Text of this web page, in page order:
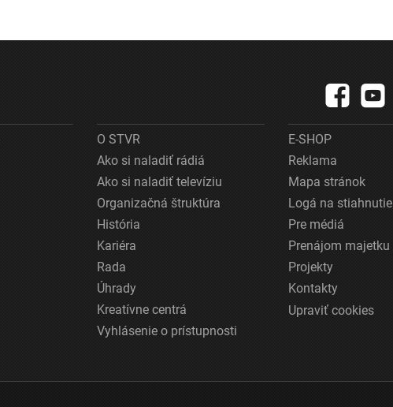
O STVR
Ako si naladiť rádiá
Ako si naladiť televíziu
Organizačná štruktúra
História
Kariéra
Rada
Úhrady
Kreatívne centrá
Vyhlásenie o prístupnosti
E-SHOP
Reklama
Mapa stránok
Logá na stiahnutie
Pre médiá
Prenájom majetku
Projekty
Kontakty
Upraviť cookies